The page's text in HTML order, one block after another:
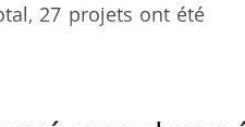
27 projets ont été